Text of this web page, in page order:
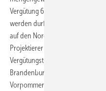
Vergütung 6 Cent pro kWh – also
werden durfte. Dabei
auf den Norden und Nordosten
Projektierer in der ersten
Vergütungstitel für 37 Anlagen in
Brandenburg, 28 Turbinen in
Vorpommern und 9 in